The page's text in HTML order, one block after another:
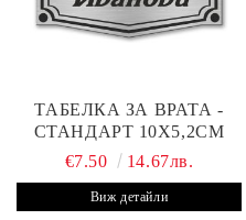
ТАБЕЛКА ЗА ВРАТА -
СТАНДАРТ 10Х5,2СМ
€7.50
14.67лв.
Виж детайли